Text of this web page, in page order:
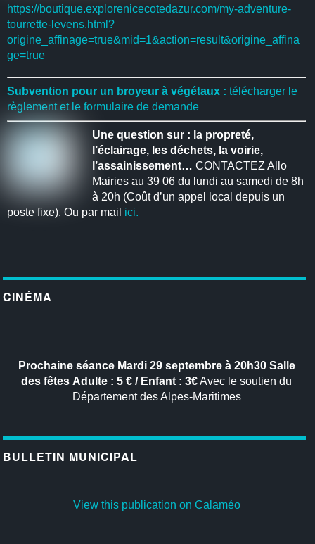
https://boutique.explorenicecotedazur.com/my-adventure-
tourrette-levens.html?
origine_affinage=true&mid=1&action=result&origine_affina
ge=true
Subvention pour un broyeur à végétaux : télécharger le
règlement et le formulaire de demande
Une question sur : la propreté,
l’éclairage, les déchets, la voirie,
l’assainissement… CONTACTEZ Allo
Mairies au 39 06 du lundi au samedi de 8h
à 20h (Coût d’un appel local depuis un
poste fixe). Ou par mail ici.
CINÉMA
Prochaine séanceMardi 29 septembre à 20h30 Salle
des fêtes Adulte : 5 € / Enfant : 3€Avec le soutien du
Département des Alpes-Maritimes
BULLETIN MUNICIPAL
View this publication on Calaméo